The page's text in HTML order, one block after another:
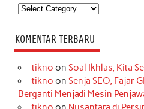
Kategori
KOMENTAR TERBARU
tikno on Soal Ikhlas, Kita
tikno on Senja SEO, Fajar
Berganti Menjadi Mesin